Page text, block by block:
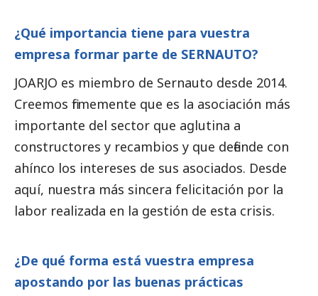
¿Qué importancia tiene para vuestra
empresa formar parte de SERNAUTO?
JOARJO es miembro de Sernauto desde 2014.
Creemos firmemente que es la asociación más
importante del sector que aglutina a
constructores y recambios y que defiende con
ahínco los intereses de sus asociados. Desde
aquí, nuestra más sincera felicitación por la
labor realizada en la gestión de esta crisis.
¿De qué forma está vuestra empresa
apostando por las buenas prácticas